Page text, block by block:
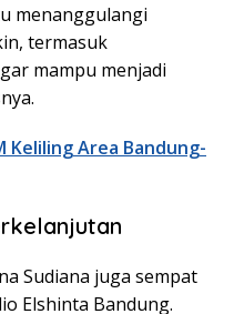
menanggulangi
termasuk
mampu menjadi
Keliling Area Bandung-
Sudiana juga sempat
Elshinta Bandung.